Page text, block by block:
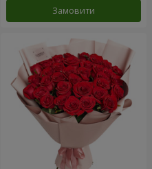
Замовити